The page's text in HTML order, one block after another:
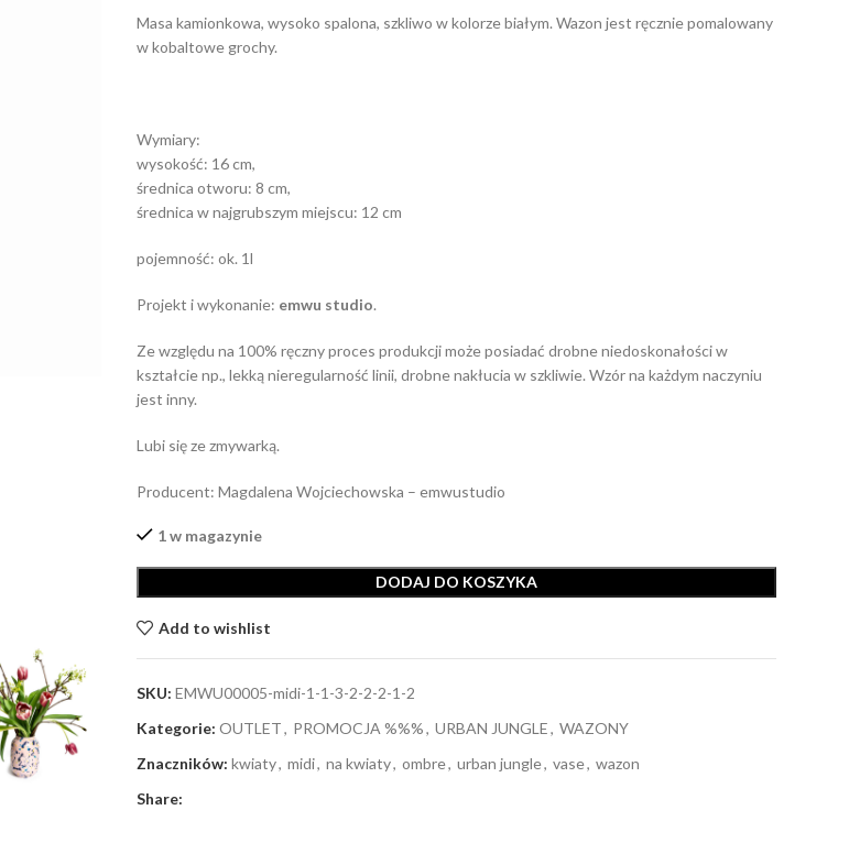
Masa kamionkowa, wysoko spalona, szkliwo w kolorze białym. Wazon jest ręcznie pomalowany
w kobaltowe grochy.
Wymiary:
wysokość: 16 cm,
średnica otworu: 8 cm,
średnica w najgrubszym miejscu: 12 cm
pojemność: ok. 1l
Projekt i wykonanie: emwu studio.
Ze względu na 100% ręczny proces produkcji może posiadać drobne niedoskonałości w
kształcie np., lekką nieregularność linii, drobne nakłucia w szkliwie. Wzór na każdym naczyniu
jest inny.
Lubi się ze zmywarką.
Producent: Magdalena Wojciechowska – emwustudio
1 w magazynie
DODAJ DO KOSZYKA
Add to wishlist
SKU: EMWU00005-midi-1-1-3-2-2-2-1-2
Kategorie: OUTLET, PROMOCJA %%%, URBAN JUNGLE, WAZONY
Znaczników: kwiaty, midi, na kwiaty, ombre, urban jungle, vase, wazon
Share: